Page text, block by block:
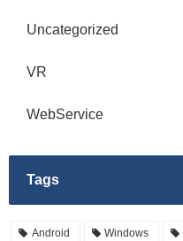
Uncategorized
VR
WebService
Tags
Android Windows